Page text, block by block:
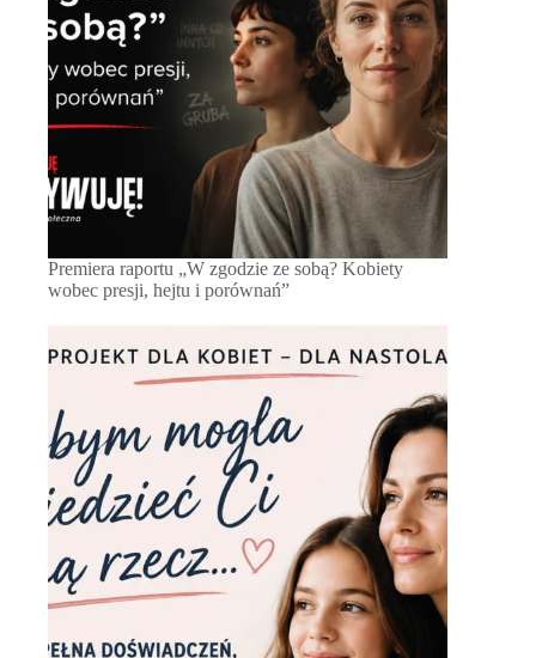
Premiera raportu „W zgodzie ze sobą? Kobiety
wobec presji, hejtu i porównań”